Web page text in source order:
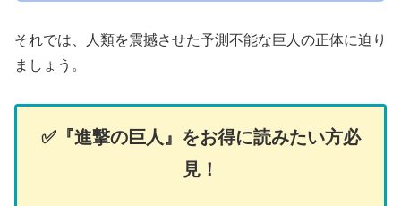
それでは、人類を震撼させた予測不能な巨人の正体に迫り
ましょう。
✅️『進撃の巨人』をお得に読みたい方必
見！